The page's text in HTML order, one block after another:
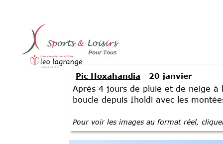
Pic Hoxahandia - 20 janvier
Après 4 jours de pluie et de neige
boucle depuis Iholdi avec les
Pour voir les images au format réel,